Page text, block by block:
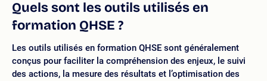
Quels sont les outils utilisés en
formation QHSE ?
Les outils utilisés en formation QHSE sont généralement
conçus pour faciliter la compréhension des enjeux, le suivi
des actions, la mesure des résultats et l’optimisation des